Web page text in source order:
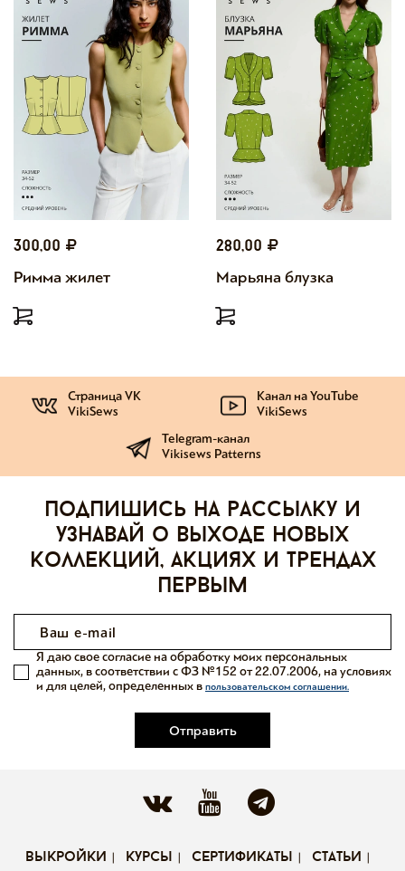
300,00
Римма жилет
280,00
Марьяна блузка
Страница VK
VikiSews
Канал на YouTube
VikiSews
Telegram-канал
Vikisews Patterns
Подпишись на рассылку и
узнавай о выходе новых
коллекций, акциях и трендах
первым
Отправить
Я даю свое согласие на обработку моих персональных
данных, в соответствии с ФЗ №152 от 22.07.2006, на условиях
и для целей, определенных в пользовательском соглашении.
выкройки курсы сертификаты статьи